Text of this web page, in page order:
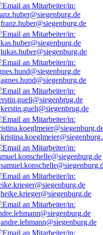
franz.huber@siegenburg.de
lukas.huber@siegenburg.de
agnes.hund@siegenburg.de
kerstin.gueli@siegenbrug.de
heike.krieger@siegenburg.de
andre.lehmann@siegenburg.de